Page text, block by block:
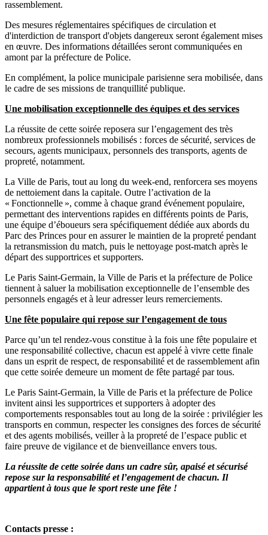
rassemblement.
Des mesures réglementaires spécifiques de circulation et
d'interdiction de transport d'objets dangereux seront également mises
en œuvre. Des informations détaillées seront communiquées en
amont par la préfecture de Police.
En complément, la police municipale parisienne sera mobilisée, dans
le cadre de ses missions de tranquillité publique.
Une mobilisation exceptionnelle des équipes et des services
La réussite de cette soirée reposera sur l’engagement des très
nombreux professionnels mobilisés : forces de sécurité, services de
secours, agents municipaux, personnels des transports, agents de
propreté, notamment.
La Ville de Paris, tout au long du week-end, renforcera ses moyens
de nettoiement dans la capitale. Outre l’activation de la
« Fonctionnelle », comme à chaque grand événement populaire,
permettant des interventions rapides en différents points de Paris,
une équipe d’éboueurs sera spécifiquement dédiée aux abords du
Parc des Princes pour en assurer le maintien de la propreté pendant
la retransmission du match, puis le nettoyage post-match après le
départ des supportrices et supporters.
Le Paris Saint-Germain, la Ville de Paris et la préfecture de Police
tiennent à saluer la mobilisation exceptionnelle de l’ensemble des
personnels engagés et à leur adresser leurs remerciements.
Une fête populaire qui repose sur l’engagement de tous
Parce qu’un tel rendez-vous constitue à la fois une fête populaire et
une responsabilité collective, chacun est appelé à vivre cette finale
dans un esprit de respect, de responsabilité et de rassemblement afin
que cette soirée demeure un moment de fête partagé par tous.
Le Paris Saint-Germain, la Ville de Paris et la préfecture de Police
invitent ainsi les supportrices et supporters à adopter des
comportements responsables tout au long de la soirée : privilégier les
transports en commun, respecter les consignes des forces de sécurité
et des agents mobilisés, veiller à la propreté de l’espace public et
faire preuve de vigilance et de bienveillance envers tous.
La réussite de cette soirée dans un cadre sûr, apaisé et sécurisé
repose sur la responsabilité et l’engagement de chacun. Il
appartient à tous que le sport reste une fête !
Contacts presse :